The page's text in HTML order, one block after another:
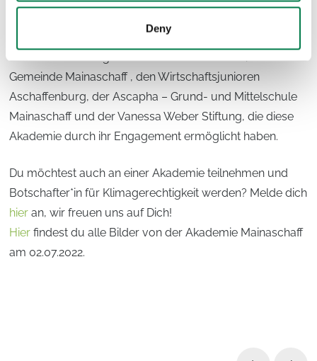
Deny
Gemeinde Mainaschaff , den Wirtschaftsjunioren
Aschaffenburg, der Ascapha – Grund- und Mittelschule
Mainaschaff und der Vanessa Weber Stiftung, die diese
Akademie durch ihr Engagement ermöglicht haben.
Du möchtest auch an einer Akademie teilnehmen und
Botschafter*in für Klimagerechtigkeit werden? Melde dich
hier an, wir freuen uns auf Dich!
Hier findest du alle Bilder von der Akademie Mainaschaff
am 02.07.2022.